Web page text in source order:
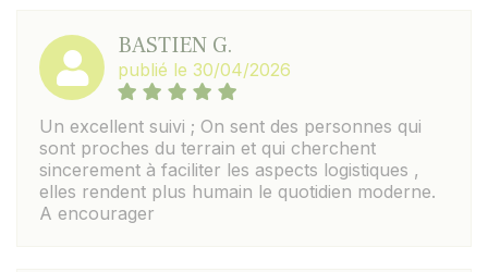
BASTIEN G.
publié le 30/04/2026
Un excellent suivi ; On sent des personnes qui
sont proches du terrain et qui cherchent
sincerement à faciliter les aspects logistiques ,
elles rendent plus humain le quotidien moderne.
A encourager